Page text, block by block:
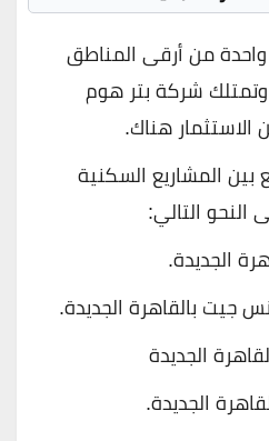
من أرقى المناطق
شركة بتر هوم
الاستثمار هناك.
المشاريع السكنية
النحو التالي:
الجديدة.
جيت بالقاهرة الجديدة.
الجديدة
الجديدة.